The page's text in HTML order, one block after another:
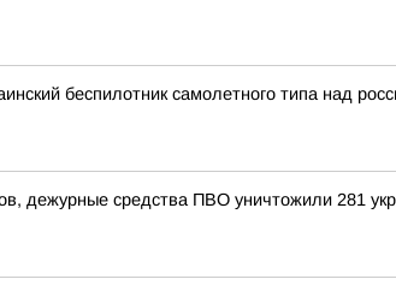
беспилотник самолетного типа над
дежурные средства ПВО уничтожили 281